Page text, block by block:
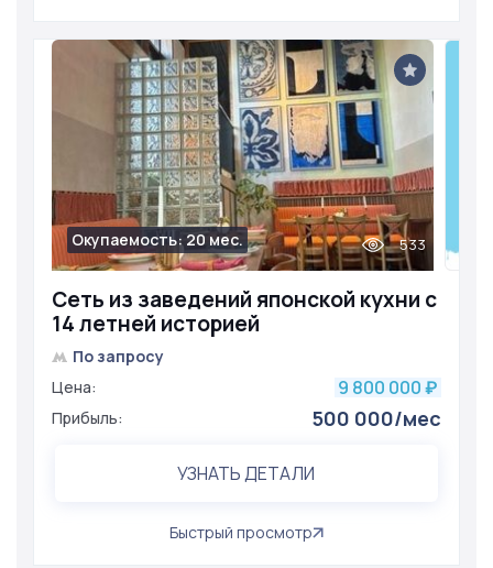
Сеть из заведений японской кухни с
14 летней историей
Окупаемость: 20 мес. 533
По запросу
Цена:
9 800 000 ₽
Прибыль: 500 000/мес
УЗНАТЬ ДЕТАЛИ
Быстрый просмотр